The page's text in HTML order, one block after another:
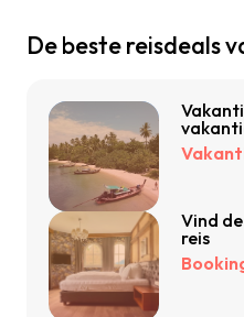
De beste reisdeals
Vind
reis